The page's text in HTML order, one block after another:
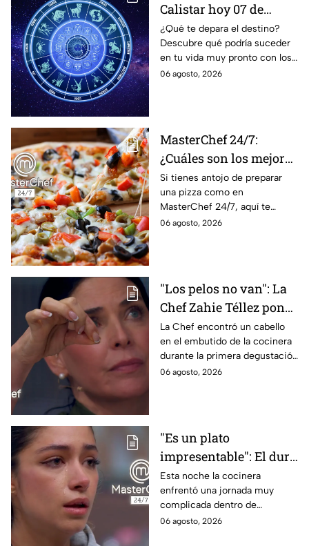
Calistar hoy 07 de
agosto; estos signos
podrían dejar de estar
solteros más pronto de
lo que imaginan y
¿Qué te depara el destino?
Descubre qué podría suceder
en tu vida muy pronto con los
horóscopos de Nana Calistar;
06 agosto, 2026
MasterChef 24/7:
¿Cuáles son los mejores
quesos para preparar
pizza en casa?
Si tienes antojo de preparar
una pizza como en
MasterChef 24/7, aquí te
contamos todo lo que debes
06 agosto, 2026
"Los pelos no van": La
Chef Zahie Téllez pone
en evidencia a Carmen
en la gala de mandiles
negros de MasterChef
24/7
La Chef encontró un cabello
en el embutido de la cocinera
durante la primera degustación
de la noche
06 agosto, 2026
"Es un plato
impresentable": El duro
regaño que hizo llorar a
Michelle dentro de
MasterChef 24/7
Esta noche la cocinera
enfrentó una jornada muy
complicada dentro de
MasterChef 24/7.
06 agosto, 2026